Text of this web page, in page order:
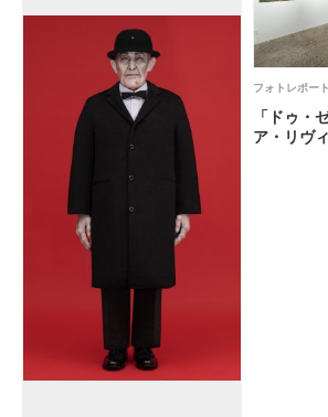
フォトレポート
「ドゥ・
ア・リヴ